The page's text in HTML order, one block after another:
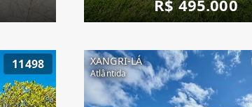
R$ 495.000
11498 XANGRI-LÁ
Atlântida